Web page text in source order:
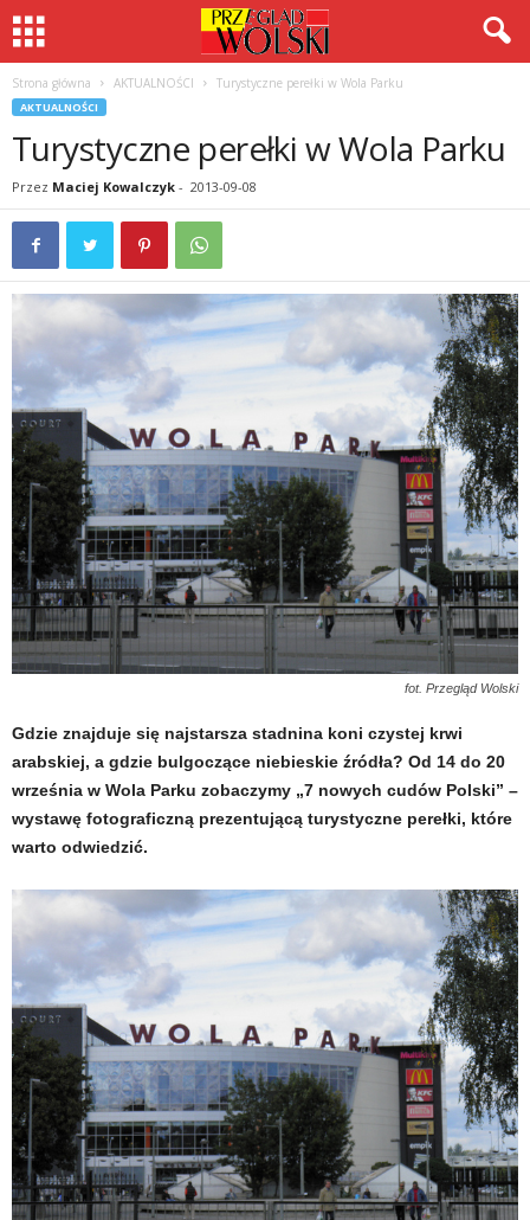
Strona główna AKTUALNOŚCI Turystyczne perełki w Wola Parku
AKTUALNOŚCI
Turystyczne perełki w Wola Parku
Przez Maciej Kowalczyk - 2013-09-08
fot. Przegląd Wolski
Gdzie znajduje się najstarsza stadnina koni czystej krwi
arabskiej, a gdzie bulgoczące niebieskie źródła? Od 14 do 20
września w Wola Parku zobaczymy „7 nowych cudów Polski” –
wystawę fotograficzną prezentującą turystyczne perełki, które
warto odwiedzić.